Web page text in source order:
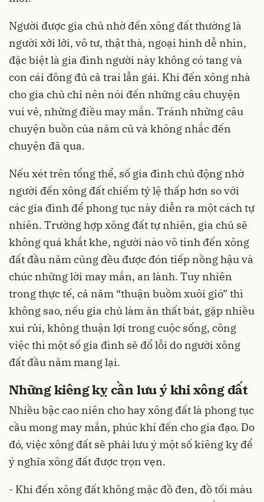
Người được gia chủ nhờ đến xông đất thường là
người xởi lởi, vô tư, thật thà, ngoại hình dễ nhìn,
đặc biệt là gia đình người này không có tang và
con cái đông đủ cả trai lẫn gái. Khi đến xông nhà
cho gia chủ chỉ nên nói đến những câu chuyện
vui vẻ, những điều may mắn. Tránh những câu
chuyện buồn của năm cũ và không nhắc đến
chuyện đã qua.
Nếu xét trên tổng thể, số gia đình chủ động nhờ
người đến xông đất chiếm tỷ lệ thấp hơn so với
các gia đình để phong tục này diễn ra một cách tự
nhiên. Trường hợp xông đất tự nhiên, gia chủ sẽ
không quá khắt khe, người nào vô tình đến xông
đất đầu năm cũng đều được đón tiếp nồng hậu và
chúc những lời may mắn, an lành. Tuy nhiên
trong thực tế, cả năm “thuận buồm xuôi gió” thì
không sao, nếu gia chủ làm ăn thất bát, gặp nhiều
xui rủi, không thuận lợi trong cuộc sống, công
việc thì một số gia đình sẽ đổ lỗi do người xông
đất đầu năm mang lại.
Những kiêng kỵ cần lưu ý khi xông đất
Nhiều bậc cao niên cho hay xông đất là phong tục
cầu mong may mắn, phúc khí đến cho gia đạo. Do
đó, việc xông đất sẽ phải lưu ý một số kiêng kỵ để
ý nghĩa xông đất được trọn vẹn.
- Khi đến xông đất không mặc đồ đen, đồ tối màu